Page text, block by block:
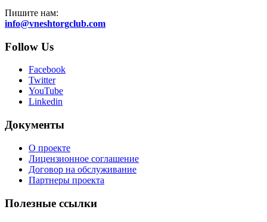
Пишите нам:
info@vneshtorgclub.com
Follow Us
Facebook
Twitter
YouTube
Linkedin
Документы
О проекте
Лицензионное соглашение
Договор на обслуживание
Партнеры проекта
Полезные ссылки